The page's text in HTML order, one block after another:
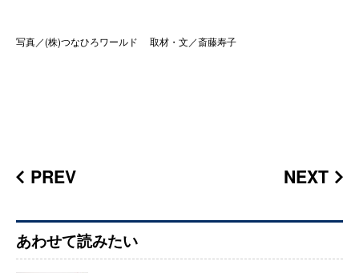
写真／(株)つなひろワールド 取材・文／斎藤寿子
PREV NEXT
あわせて読みたい